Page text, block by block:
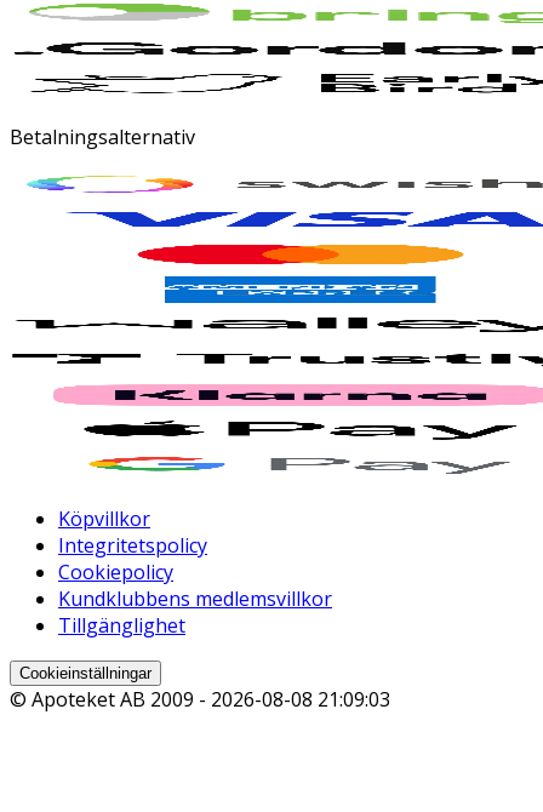
Betalningsalternativ
Köpvillkor
Integritetspolicy
Cookiepolicy
Kundklubbens medlemsvillkor
Tillgänglighet
Cookieinställningar
© Apoteket AB 2009 - 2026-08-08 21:09:03